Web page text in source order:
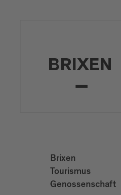
Brixen
Tourismus
Genossenschaft